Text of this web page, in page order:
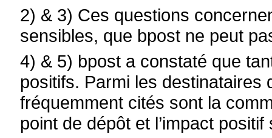
2) & 3) Ces questions
sensibles, que bpost ne peut
4) & 5) bpost a constaté que
positifs. Parmi les destinataires
fréquemment cités sont la
point de dépôt et l’impact positif